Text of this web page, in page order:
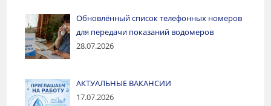
Обновлённый список телефонных номеров
для передачи показаний водомеров
28.07.2026
АКТУАЛЬНЫЕ ВАКАНСИИ
17.07.2026